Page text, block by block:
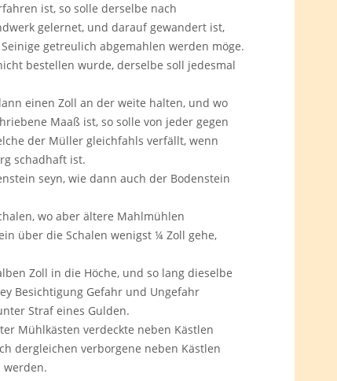
ist, so solle derselbe nach
gelernet, und darauf gewandert ist,
getreulich abgemahlen werden möge.
bestellen wurde, derselbe soll jedesmal
einen Zoll an der weite halten, und wo
Maaß ist, so solle von jeder gegen
der Müller gleichfahls verfällt, wenn
schadhaft ist.
seyn, wie dann auch der Bodenstein
wo aber ältere Mahlmühlen
über die Schalen wenigst ¼ Zoll gehe,
Zoll in die Höche, und so lang dieselbe
Besichtigung Gefahr und Ungefahr
Straf eines Gulden.
Mühlkästen verdeckte neben Kästlen
dergleichen verborgene neben Kästlen
werden.